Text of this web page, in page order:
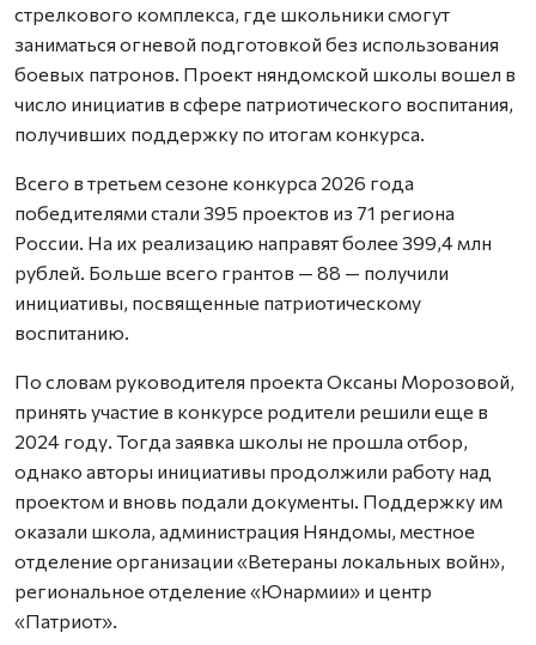
стрелкового комплекса, где школьники смогут
заниматься огневой подготовкой без использования
боевых патронов. Проект няндомской школы вошел в
число инициатив в сфере патриотического воспитания,
получивших поддержку по итогам конкурса.
Всего в третьем сезоне конкурса 2026 года
победителями стали 395 проектов из 71 региона
России. На их реализацию направят более 399,4 млн
рублей. Больше всего грантов — 88 — получили
инициативы, посвященные патриотическому
воспитанию.
По словам руководителя проекта Оксаны Морозовой,
принять участие в конкурсе родители решили еще в
2024 году. Тогда заявка школы не прошла отбор,
однако авторы инициативы продолжили работу над
проектом и вновь подали документы. Поддержку им
оказали школа, администрация Няндомы, местное
отделение организации «Ветераны локальных войн»,
региональное отделение «Юнармии» и центр
«Патриот».